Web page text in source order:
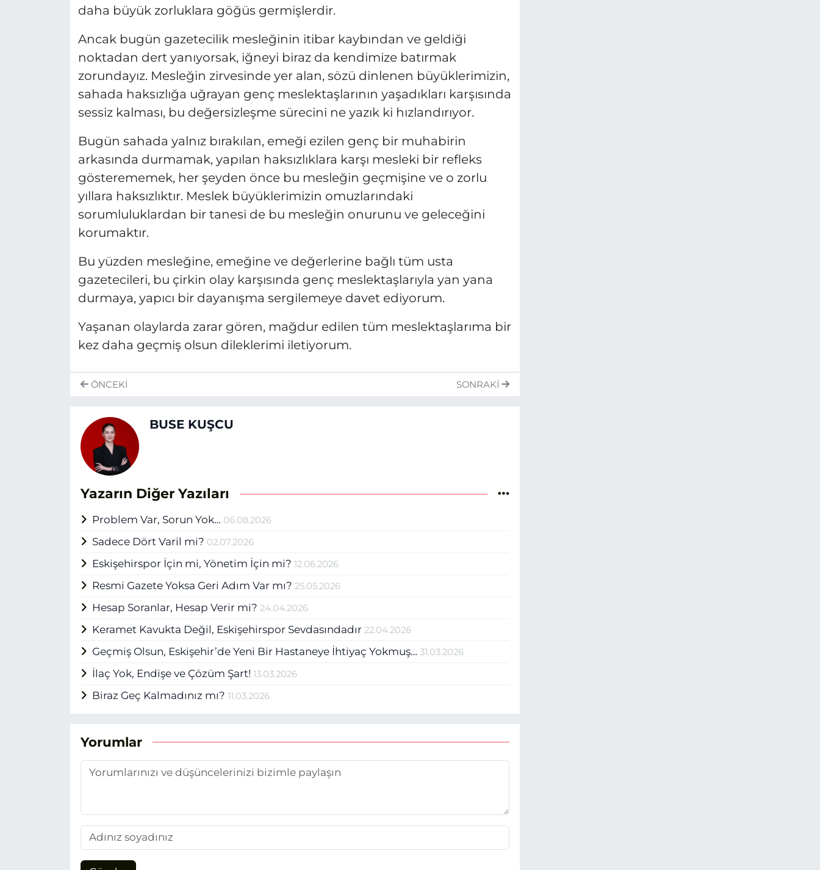
daha büyük zorluklara göğüs germişlerdir.
Ancak bugün gazetecilik mesleğinin itibar kaybından ve geldiği
noktadan dert yanıyorsak, iğneyi biraz da kendimize batırmak
zorundayız. Mesleğin zirvesinde yer alan, sözü dinlenen büyüklerimizin,
sahada haksızlığa uğrayan genç meslektaşlarının yaşadıkları karşısında
sessiz kalması, bu değersizleşme sürecini ne yazık ki hızlandırıyor.
Bugün sahada yalnız bırakılan, emeği ezilen genç bir muhabirin
arkasında durmamak, yapılan haksızlıklara karşı mesleki bir refleks
gösterememek, her şeyden önce bu mesleğin geçmişine ve o zorlu
yıllara haksızlıktır. Meslek büyüklerimizin omuzlarındaki
sorumluluklardan bir tanesi de bu mesleğin onurunu ve geleceğini
korumaktır.
Bu yüzden mesleğine, emeğine ve değerlerine bağlı tüm usta
gazetecileri, bu çirkin olay karşısında genç meslektaşlarıyla yan yana
durmaya, yapıcı bir dayanışma sergilemeye davet ediyorum.
Yaşanan olaylarda zarar gören, mağdur edilen tüm meslektaşlarıma bir
kez daha geçmiş olsun dileklerimi iletiyorum.
ÖNCEKI SONRAKI
BUSE KUŞCU
Yazarın Diğer Yazıları
Problem Var, Sorun Yok… 06.08.2026
Sadece Dört Varil mi? 02.07.2026
Eskişehirspor İçin mi, Yönetim İçin mi?12.06.2026
Resmi Gazete Yoksa Geri Adım Var mı?25.05.2026
Hesap Soranlar, Hesap Verir mi?24.04.2026
Keramet Kavukta Değil, Eskişehirspor Sevdasındadır22.04.2026
Geçmiş Olsun, Eskişehir’de Yeni Bir Hastaneye İhtiyaç Yokmuş…31.03.2026
İlaç Yok, Endişe ve Çözüm Şart!13.03.2026
Biraz Geç Kalmadınız mı?11.03.2026
Yorumlar